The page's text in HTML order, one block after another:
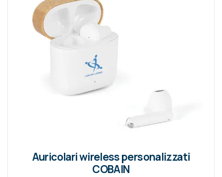
Auricolari wireless personalizzati
COBAIN